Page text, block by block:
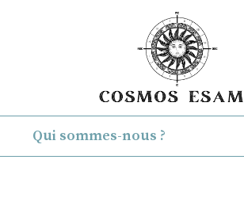
Qui sommes-nous ?